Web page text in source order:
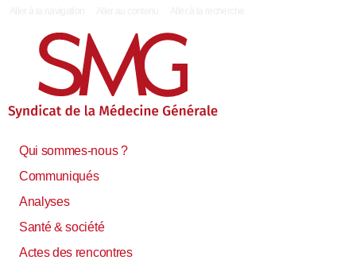
Qui sommes-nous ?
Communiqués
Analyses
Santé & société
Actes des rencontres